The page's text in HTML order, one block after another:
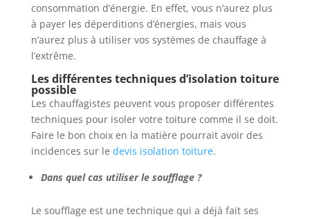
consommation d’énergie. En effet, vous n’aurez plus
à payer les déperditions d’énergies, mais vous
n’aurez plus à utiliser vos systèmes de chauffage à
l’extrême.
Les différentes techniques d’isolation toiture
possible
Les chauffagistes peuvent vous proposer différentes
techniques pour isoler votre toiture comme il se doit.
Faire le bon choix en la matière pourrait avoir des
incidences sur le devis isolation toiture.
Dans quel cas utiliser le soufflage ?
Le soufflage est une technique qui a déjà fait ses